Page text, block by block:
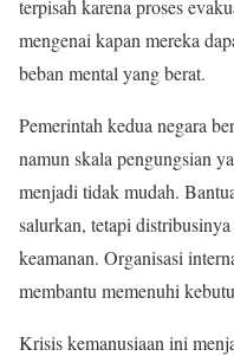
terpisah karena proses
mengenai kapan mereka
beban mental yang berat.
Pemerintah kedua negara
namun skala pengungsian
menjadi tidak mudah.
salurkan, tetapi
keamanan. Organisasi
membantu memenuhi
Krisis kemanusiaan ini